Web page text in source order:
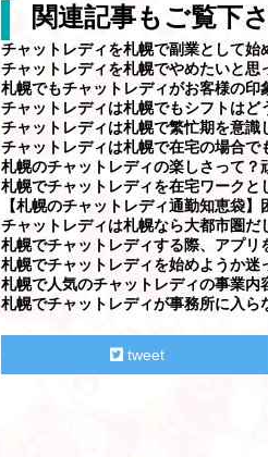
関連記事もご覧下
チャットレディを札幌で副業として始
チャットレディを札幌でやめたいと
札幌でもチャットレディがお客様の
チャットレディは札幌でもシフトはど
チャットレディは札幌で繁忙期を意識
チャットレディは札幌で在宅の場合
札幌のチャットレディの楽しさって？
札幌でチャットレディを在宅ワーク
【札幌のチャットレディ通勤知恵袋
チャットレディは札幌なら大都市圏
札幌でチャットレディする際、アプ
札幌でチャットレディを始めようか
札幌で人気のチャットレディの事業内
札幌でチャットレディが事務所に入ら
tweet